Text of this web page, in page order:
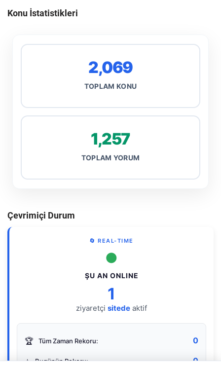
Konu İstatistikleri
2,069
TOPLAM KONU
1,257
TOPLAM YORUM
Çevrimiçi Durum
🔄 REAL-TIME
●
ŞU AN ONLINE
1
ziyaretçi sitede aktif
🏆 Tüm Zaman Rekoru: 0
⭐ Bugünün Rekoru: 0